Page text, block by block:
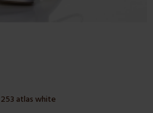
253 atlas white